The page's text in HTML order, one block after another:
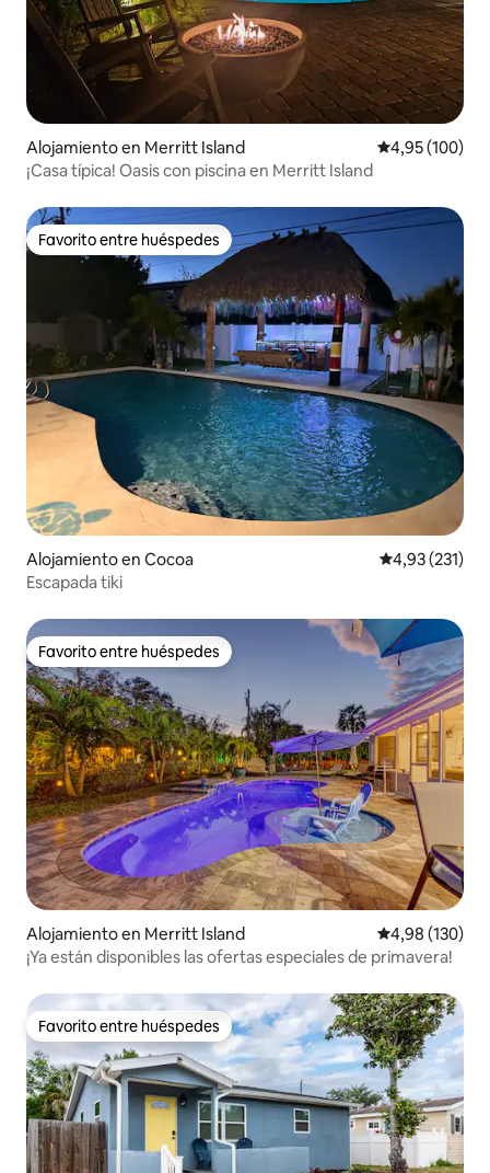
Alojamiento en Merritt Island Calificación
4,95 (100)
¡Casa típica! Oasis con piscina en Merritt Island
Favorito entre huéspedes
Favorito entre huéspedes
Alojamiento en Cocoa Calificación
4,93 (231)
Escapada tiki
Favorito entre huéspedes
Favorito entre huéspedes
Alojamiento en Merritt Island Calificación
4,98 (130)
¡Ya están disponibles las ofertas especiales de primavera!
Favorito entre huéspedes
Favorito entre huéspedes